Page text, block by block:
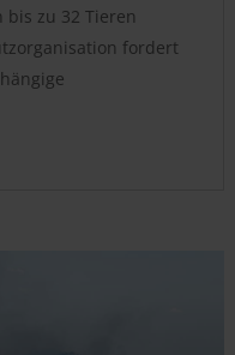
bis zu 32 Tieren
fordert